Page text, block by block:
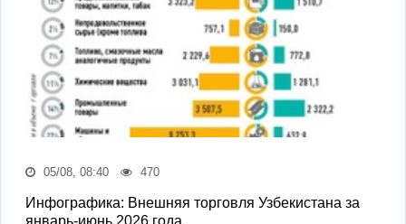
05/08, 08:40 470
Инфографика: Внешняя торговля Узбекистана за
январь-июнь 2026 года